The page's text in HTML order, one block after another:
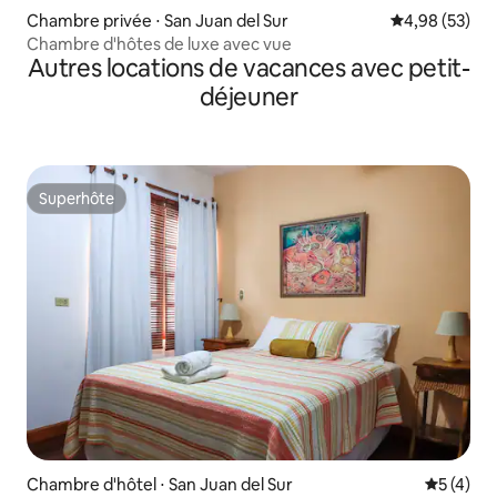
Chambre privée ⋅ San Juan del Sur Évaluation
4,98 (53)
Chambre d'hôtes de luxe avec vue
Autres locations de vacances avec petit-
déjeuner
Superhôte
Superhôte
Chambre d'hôtel ⋅ San Juan del Sur 5 (4)